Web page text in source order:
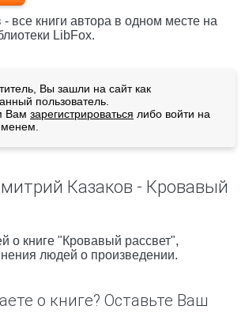
все книги автора в одном месте на
LibFox.
Вы зашли на сайт как
пользователь.
Вам зарегистрироваться либо войти на
Казаков - Кровавый
о книге "Кровавый рассвет",
людей о произведении.
о книге? Оставьте Ваш